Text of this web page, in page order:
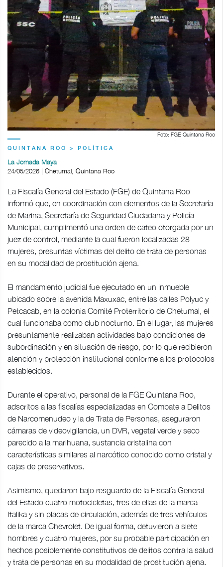
Foto: FGE Quintana Roo
QUINTANA ROO > POLÍTICA
La Jornada Maya
24/05/2026 | Chetumal, Quintana Roo
La Fiscalía General del Estado (FGE) de Quintana Roo
informó que, en coordinación con elementos de la Secretaría
de Marina, Secretaría de Seguridad Ciudadana y Policía
Municipal, cumplimentó una orden de cateo otorgada por un
juez de control, mediante la cual fueron localizadas 28
mujeres, presuntas víctimas del delito de trata de personas
en su modalidad de prostitución ajena.
El mandamiento judicial fue ejecutado en un inmueble
ubicado sobre la avenida Maxuxac, entre las calles Polyuc y
Petcacab, en la colonia Comité Proterritorio de Chetumal, el
cual funcionaba como club nocturno. En el lugar, las mujeres
presuntamente realizaban actividades bajo condiciones de
subordinación y en situación de riesgo, por lo que recibieron
atención y protección institucional conforme a los protocolos
establecidos.
Durante el operativo, personal de la FGE Quintana Roo,
adscritos a las fiscalías especializadas en Combate a Delitos
de Narcomenudeo y la de Trata de Personas, aseguraron
cámaras de videovigilancia, un DVR, vegetal verde y seco
parecido a la marihuana, sustancia cristalina con
características similares al narcótico conocido como cristal y
cajas de preservativos.
Asimismo, quedaron bajo resguardo de la Fiscalía General
del Estado cuatro motocicletas, tres de ellas de la marca
Italika y sin placas de circulación, además de tres vehículos
de la marca Chevrolet. De igual forma, detuvieron a siete
hombres y cuatro mujeres, por su probable participación en
hechos posiblemente constitutivos de delitos contra la salud
y trata de personas en su modalidad de prostitución ajena.